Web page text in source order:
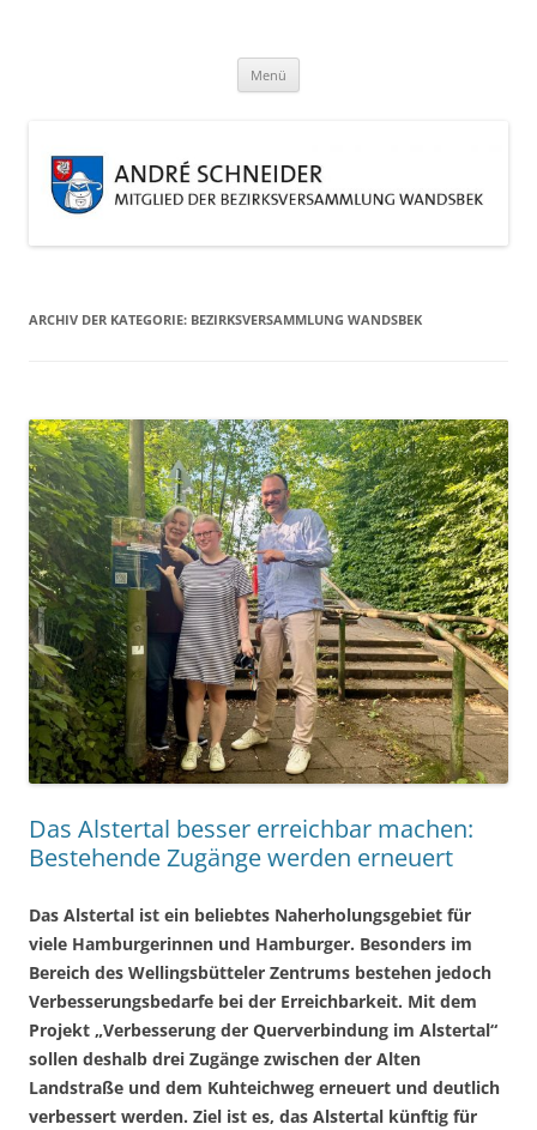
Menü
ARCHIV DER KATEGORIE: BEZIRKSVERSAMMLUNG WANDSBEK
Das Alstertal besser erreichbar machen:
Bestehende Zugänge werden erneuert
Das Alstertal ist ein beliebtes Naherholungsgebiet für
viele Hamburgerinnen und Hamburger. Besonders im
Bereich des Wellingsbütteler Zentrums bestehen jedoch
Verbesserungsbedarfe bei der Erreichbarkeit. Mit dem
Projekt „Verbesserung der Querverbindung im Alstertal“
sollen deshalb drei Zugänge zwischen der Alten
Landstraße und dem Kuhteichweg erneuert und deutlich
verbessert werden. Ziel ist es, das Alstertal künftig für